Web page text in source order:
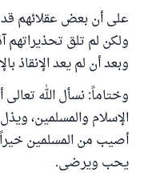
على أن بعض عقلائهم قد
ولكن لم تلق تحذيراتهم
وبعد أن لم يعد الإنقاذ
وختاماً: نسأل الله
الإسلام والمسلمين،
أصيب من المسلمين
يحب ويرضى.